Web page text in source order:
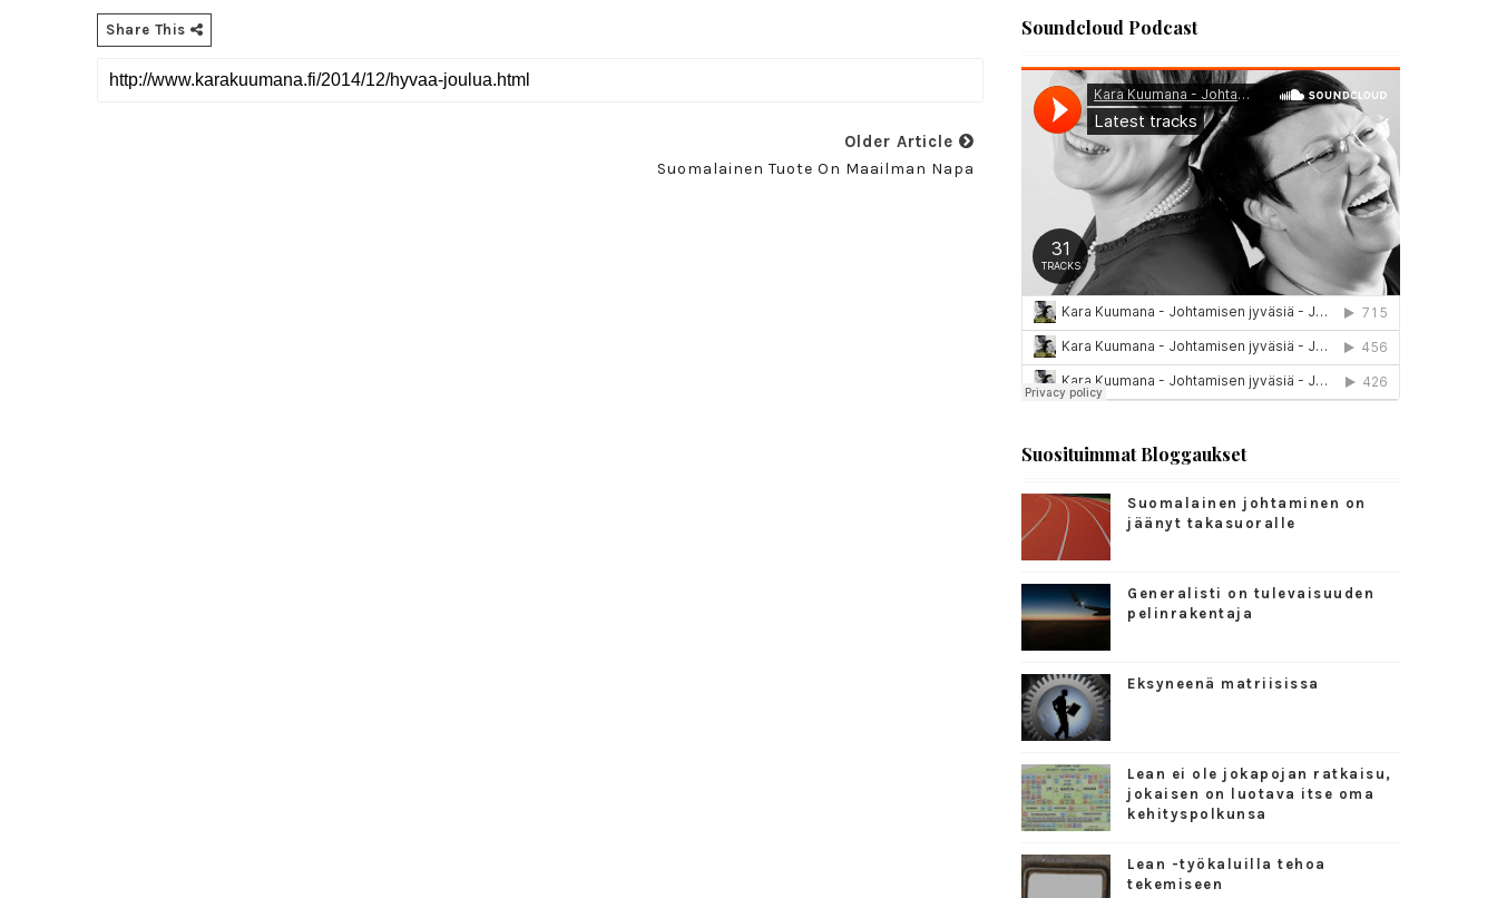
Share This
Older Article
Suomalainen Tuote On Maailman Napa
Soundcloud Podcast
Suosituimmat Bloggaukset
Suomalainen johtaminen on
jäänyt takasuoralle
Generalisti on tulevaisuuden
pelinrakentaja
Eksyneenä matriisissa
Lean ei ole jokapojan ratkaisu,
jokaisen on luotava itse oma
kehityspolkunsa
Lean -työkaluilla tehoa
tekemiseen